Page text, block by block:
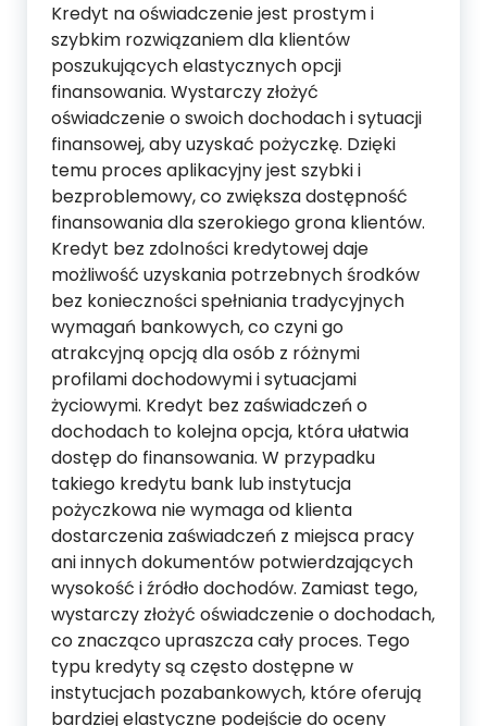
Kredyt na oświadczenie jest prostym i
szybkim rozwiązaniem dla klientów
poszukujących elastycznych opcji
finansowania. Wystarczy złożyć
oświadczenie o swoich dochodach i sytuacji
finansowej, aby uzyskać pożyczkę. Dzięki
temu proces aplikacyjny jest szybki i
bezproblemowy, co zwiększa dostępność
finansowania dla szerokiego grona klientów.
Kredyt bez zdolności kredytowej daje
możliwość uzyskania potrzebnych środków
bez konieczności spełniania tradycyjnych
wymagań bankowych, co czyni go
atrakcyjną opcją dla osób z różnymi
profilami dochodowymi i sytuacjami
życiowymi. Kredyt bez zaświadczeń o
dochodach to kolejna opcja, która ułatwia
dostęp do finansowania. W przypadku
takiego kredytu bank lub instytucja
pożyczkowa nie wymaga od klienta
dostarczenia zaświadczeń z miejsca pracy
ani innych dokumentów potwierdzających
wysokość i źródło dochodów. Zamiast tego,
wystarczy złożyć oświadczenie o dochodach,
co znacząco upraszcza cały proces. Tego
typu kredyty są często dostępne w
instytucjach pozabankowych, które oferują
bardziej elastyczne podejście do oceny